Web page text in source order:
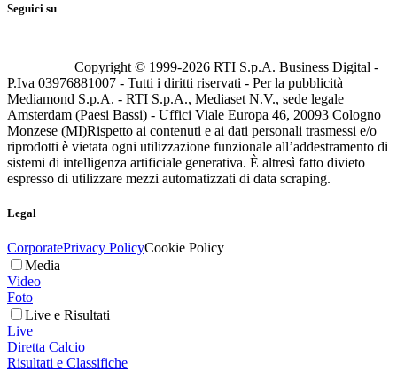
Seguici su
Copyright © 1999-2026 RTI S.p.A. Business Digital -
P.Iva 03976881007 - Tutti i diritti riservati - Per la pubblicità
Mediamond S.p.A. - RTI S.p.A., Mediaset N.V., sede legale
Amsterdam (Paesi Bassi) - Uffici Viale Europa 46, 20093 Cologno
Monzese (MI)Rispetto ai contenuti e ai dati personali trasmessi e/o
riprodotti è vietata ogni utilizzazione funzionale all’addestramento di
sistemi di intelligenza artificiale generativa. È altresì fatto divieto
espresso di utilizzare mezzi automatizzati di data scraping.
Legal
CorporatePrivacy PolicyCookie Policy
Media
Video
Foto
Live e Risultati
Live
Diretta Calcio
Risultati e Classifiche